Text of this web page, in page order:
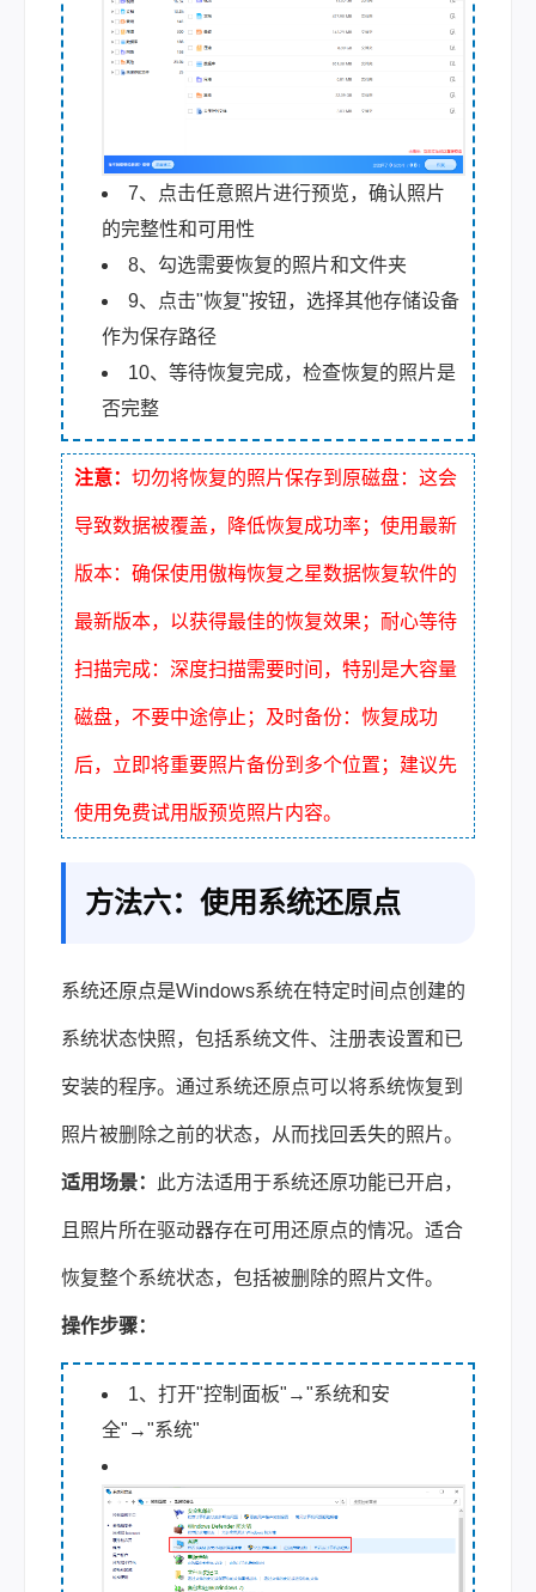
7、点击任意照片进行预览，确认照片
的完整性和可用性
8、勾选需要恢复的照片和文件夹
9、点击"恢复"按钮，选择其他存储设备
作为保存路径
10、等待恢复完成，检查恢复的照片是
否完整
注意： 切勿将恢复的照片保存到原磁盘：这会
导致数据被覆盖，降低恢复成功率；使用最新
版本：确保使用傲梅恢复之星数据恢复软件的
最新版本，以获得最佳的恢复效果；耐心等待
扫描完成：深度扫描需要时间，特别是大容量
磁盘，不要中途停止；及时备份：恢复成功
后，立即将重要照片备份到多个位置；建议先
使用免费试用版预览照片内容。
方法六：使用系统还原点
系统还原点是Windows系统在特定时间点创建的
系统状态快照，包括系统文件、注册表设置和已
安装的程序。通过系统还原点可以将系统恢复到
照片被删除之前的状态，从而找回丢失的照片。
适用场景： 此方法适用于系统还原功能已开启，
且照片所在驱动器存在可用还原点的情况。适合
恢复整个系统状态，包括被删除的照片文件。
操作步骤：
1、打开"控制面板"→"系统和安
全"→"系统"